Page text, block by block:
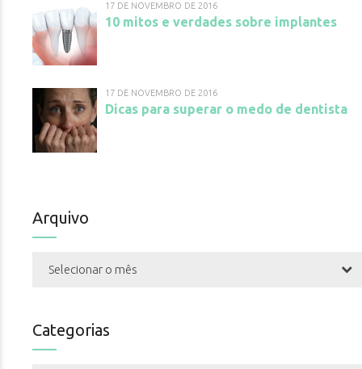
17 DE NOVEMBRO DE 2016
10 mitos e verdades sobre implantes
17 DE NOVEMBRO DE 2016
Dicas para superar o medo de dentista
Arquivo
Selecionar o mês
Categorias